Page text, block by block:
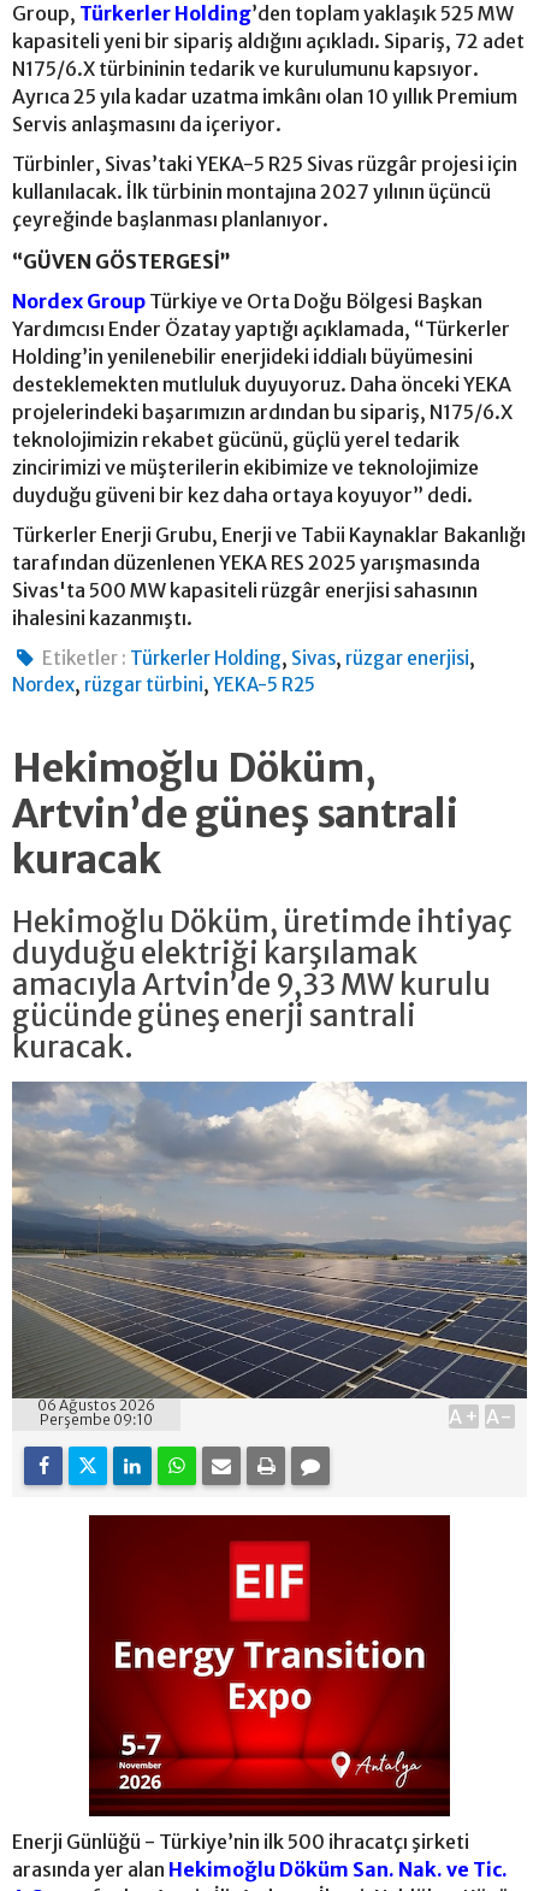
Group, Türkerler Holding’den toplam yaklaşık 525 MW
kapasiteli yeni bir sipariş aldığını açıkladı. Sipariş, 72 adet
N175/6.X türbininin tedarik ve kurulumunu kapsıyor.
Ayrıca 25 yıla kadar uzatma imkânı olan 10 yıllık Premium
Servis anlaşmasını da içeriyor.
Türbinler, Sivas’taki YEKA-5 R25 Sivas rüzgâr projesi için
kullanılacak. İlk türbinin montajına 2027 yılının üçüncü
çeyreğinde başlanması planlanıyor.
“GÜVEN GÖSTERGESİ”
Nordex Group Türkiye ve Orta Doğu Bölgesi Başkan
Yardımcısı Ender Özatay yaptığı açıklamada, “Türkerler
Holding’in yenilenebilir enerjideki iddialı büyümesini
desteklemekten mutluluk duyuyoruz. Daha önceki YEKA
projelerindeki başarımızın ardından bu sipariş, N175/6.X
teknolojimizin rekabet gücünü, güçlü yerel tedarik
zincirimizi ve müşterilerin ekibimize ve teknolojimize
duyduğu güveni bir kez daha ortaya koyuyor” dedi.
Türkerler Enerji Grubu, Enerji ve Tabii Kaynaklar Bakanlığı
tarafından düzenlenen YEKA RES 2025 yarışmasında
Sivas'ta 500 MW kapasiteli rüzgâr enerjisi sahasının
ihalesini kazanmıştı.
Etiketler : Türkerler Holding, Sivas, rüzgar enerjisi,
Nordex, rüzgar türbini, YEKA-5 R25
Hekimoğlu Döküm,
Artvin’de güneş santrali
kuracak
Hekimoğlu Döküm, üretimde ihtiyaç
duyduğu elektriği karşılamak
amacıyla Artvin’de 9,33 MW kurulu
gücünde güneş enerji santrali
kuracak.
06 Ağustos 2026
Perşembe 09:10
A+ A-
Enerji Günlüğü - Türkiye’nin ilk 500 ihracatçı şirketi
arasında yer alan Hekimoğlu Döküm San. Nak. ve Tic.